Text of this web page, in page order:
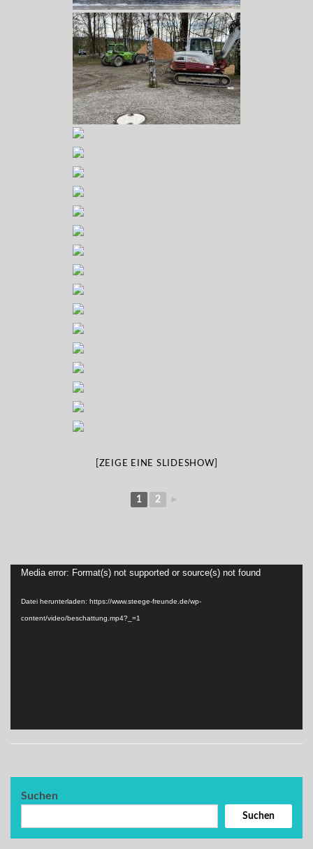
[ZEIGE EINE SLIDESHOW]
1 2 ►
Video-
Media error: Format(s) not supported or source(s) not found
Datei herunterladen: https://www.steege-freunde.de/wp-
content/video/beschattung.mp4?_=1
Suchen
Suchen